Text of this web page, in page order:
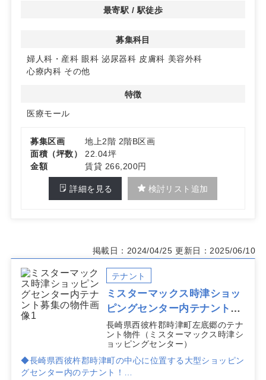
最寄駅 / 駅徒歩
募集科目
婦人科・産科 眼科 泌尿器科 皮膚科 美容外科
心療内科 その他
特徴
医療モール
募集区画
地上2階 2階B区画
面積（坪数）
22.04坪
金額
賃貸 266,200円
詳細を見る 検討リスト追加
掲載日：2024/04/25 更新日：2025/06/10
テナント
ミスターマックス時津ショッ
ピングセンター内テナント募
集
長崎県西彼杵郡時津町左底郷のテナ
ント物件（ミスターマックス時津シ
ョッピングセンター）
◆長崎県西彼杵郡時津町の中心に位置する大型ショッピン
グセンター内のテナント！